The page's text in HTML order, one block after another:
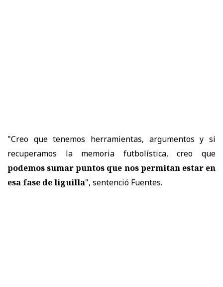
"Creo que tenemos herramientas, argumentos y si
recuperamos la memoria futbolística, creo que
podemos sumar puntos que nos permitan estar en
esa fase de liguilla", sentenció Fuentes.